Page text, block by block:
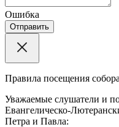
Ошибка
Отправить
Правила посещения собора
Уважаемые слушатели и
Евангелическо-
Петра и Павла: